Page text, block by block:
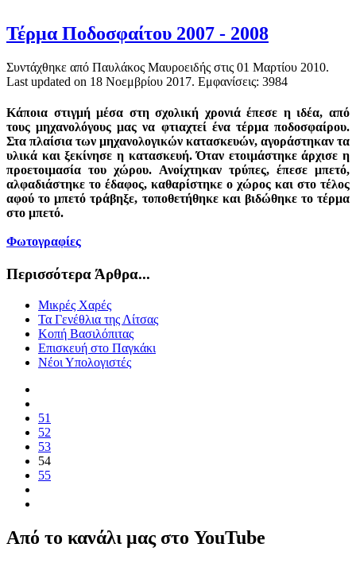
Τέρμα Ποδοσφαίτου 2007 - 2008
Συντάχθηκε από Παυλάκος Μαυροειδής στις 01 Μαρτίου 2010.
Last updated on 18 Νοεμβρίου 2017. Εμφανίσεις: 3984
Κάποια στιγμή μέσα στη σχολική χρονιά έπεσε η ιδέα, από
τους μηχανολόγους μας να φτιαχτεί ένα τέρμα ποδοσφαίρου.
Στα πλαίσια των μηχανολογικών κατασκευών, αγοράστηκαν τα
υλικά και ξεκίνησε η κατασκευή. Όταν ετοιμάστηκε άρχισε η
προετοιμασία του χώρου. Ανοίχτηκαν τρύπες, έπεσε μπετό,
αλφαδιάστηκε το έδαφος, καθαρίστηκε ο χώρος και στο τέλος
αφού το μπετό τράβηξε, τοποθετήθηκε και βιδώθηκε το τέρμα
στο μπετό.
Φωτογραφίες
Περισσότερα Άρθρα...
Μικρές Χαρές
Τα Γενέθλια της Λίτσας
Κοπή Βασιλόπιτας
Επισκευή στο Παγκάκι
Νέοι Υπολογιστές
51
52
53
54
55
Από το κανάλι μας στο YouTube